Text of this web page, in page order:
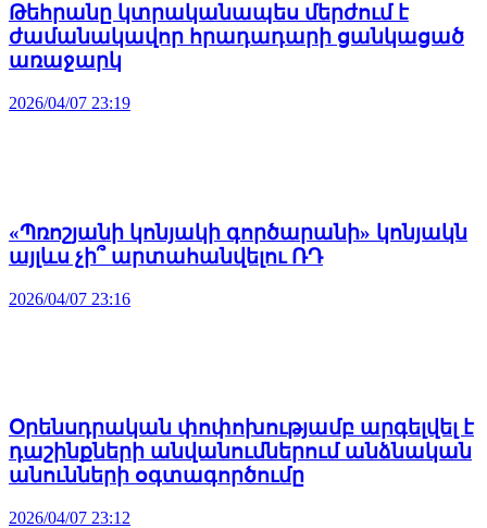
Թեհրանը կտրականապես մերժում է
ժամանակավոր հրադադարի ցանկացած
առաջարկ
2026/04/07 23:19
«Պռոշյանի կոնյակի գործարանի» կոնյակն
այլևս չի՞ արտահանվելու ՌԴ
2026/04/07 23:16
Օրենսդրական փոփոխությամբ արգելվել է
դաշինքների անվանումներում անձնական
անունների օգտագործումը
2026/04/07 23:12